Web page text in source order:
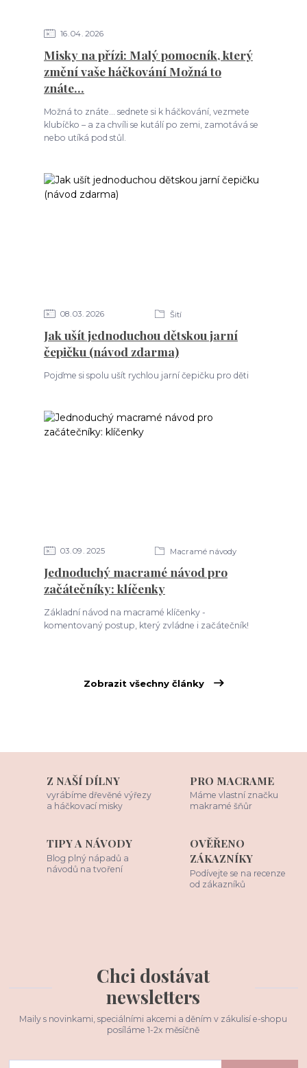
16 04 2026
Misky na přízi: Malý pomocník, který
změní vaše háčkování Možná to
znáte…
Možná to znáte… sednete si k háčkování, vezmete
klubíčko – a za chvíli se kutálí po zemi, zamotává se
nebo utíká pod stůl.
08 03 2026 Šití
Jak ušít jednoduchou dětskou jarní
čepičku (návod zdarma)
Pojďme si spolu ušít rychlou jarní čepičku pro děti
03 09 2025 Macramé návody
Jednoduchý macramé návod pro
začátečníky: klíčenky
Základní návod na macramé klíčenky -
komentovaný postup, který zvládne i začátečník!
Zobrazit všechny články
Z NAŠÍ DÍLNY
vyrábíme dřevěné výřezy
a háčkovací misky
PRO MACRAME
Máme vlastní značku
makramé šňůr
TIPY A NÁVODY
Blog plný nápadů a
návodů na tvoření
OVĚŘENO
ZÁKAZNÍKY
Podívejte se na recenze
od zákazníků
Chci dostávat
newsletters
Maily s novinkami, speciálními akcemi a děním v zákulisí e-shopu
posíláme 1-2x měsíčně